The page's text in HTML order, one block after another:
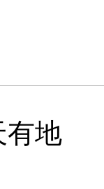
有地